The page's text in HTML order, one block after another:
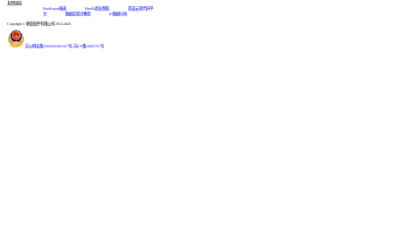
友情链接
FineReport报表
FineBI商业智能
简道云零代码平
台
数据库知识教程 BI数据分析
Copyright © 帆软软件有限公司 2015-2026
苏公网安备32020502001567号 苏ICP备18065767号